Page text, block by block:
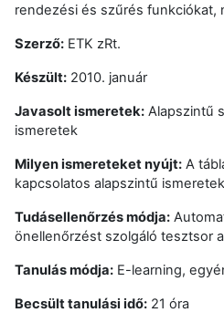
rendezési és szűrés funkciókat,
Szerző: ETK zRt.
Készült: 2010. január
Javasolt ismeretek: Alapszintű
ismeretek
Milyen ismereteket nyújt: A
kapcsolatos alapszintű ismeretek
Tudásellenőrzés módja:
önellenőrzést szolgáló tesztsor
Tanulás módja: E-learning,
Becsült tanulási idő: 21 óra